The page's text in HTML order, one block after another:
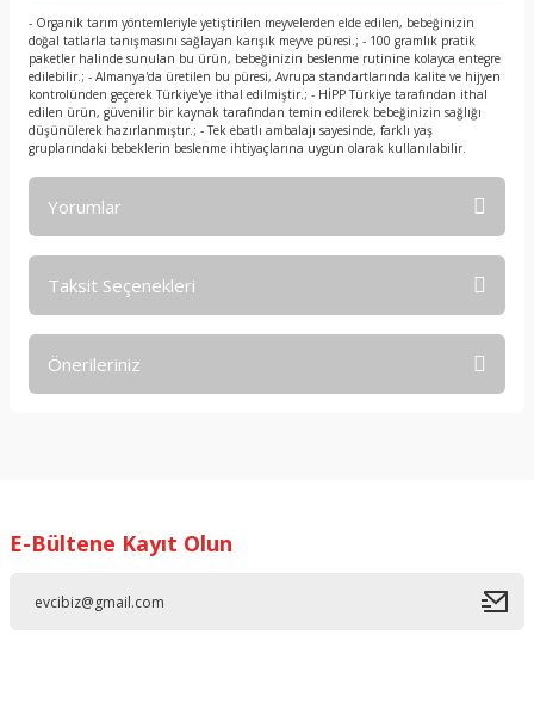
- Organik tarım yöntemleriyle yetiştirilen meyvelerden elde edilen, bebeğinizin
doğal tatlarla tanışmasını sağlayan karışık meyve püresi.; - 100 gramlık pratik
paketler halinde sunulan bu ürün, bebeğinizin beslenme rutinine kolayca entegre
edilebilir.; - Almanya'da üretilen bu püresi, Avrupa standartlarında kalite ve hijyen
kontrolünden geçerek Türkiye'ye ithal edilmiştir.; - HİPP Türkiye tarafından ithal
edilen ürün, güvenilir bir kaynak tarafından temin edilerek bebeğinizin sağlığı
düşünülerek hazırlanmıştır.; - Tek ebatlı ambalajı sayesinde, farklı yaş
gruplarındaki bebeklerin beslenme ihtiyaçlarına uygun olarak kullanılabilir.
Yorumlar
Taksit Seçenekleri
Önerileriniz
Ürün resmi kalitesiz, bozuk veya görüntülenemiyor.
E-Bültene Kayıt Olun